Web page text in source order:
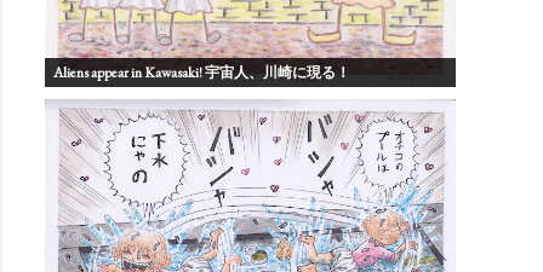
Aliens appear in Kawasaki! 宇宙人、川崎に現る！